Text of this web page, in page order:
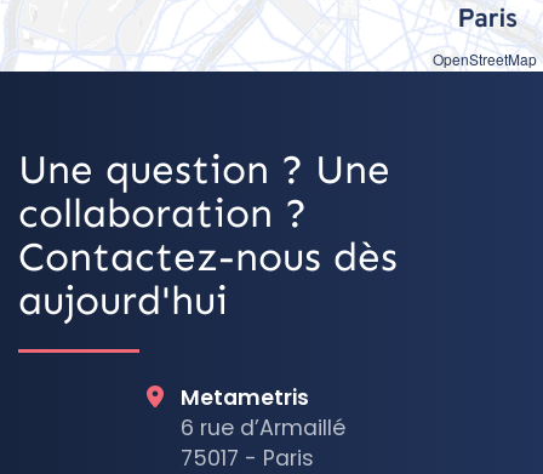
OpenStreetMap
Une question ? Une
collaboration ?
Contactez-nous dès
aujourd'hui
Metametris
6 rue d’Armaillé
75017 - Paris